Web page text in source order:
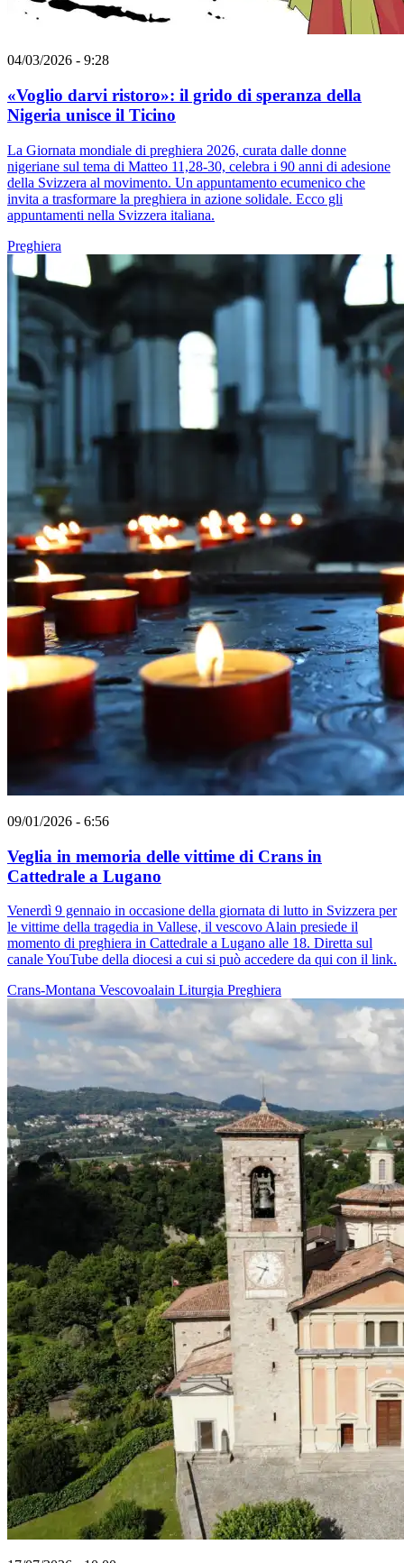
04/03/2026 - 9:28
«Voglio darvi ristoro»: il grido di speranza della
Nigeria unisce il Ticino
La Giornata mondiale di preghiera 2026, curata dalle donne
nigeriane sul tema di Matteo 11,28-30, celebra i 90 anni di adesione
della Svizzera al movimento. Un appuntamento ecumenico che
invita a trasformare la preghiera in azione solidale. Ecco gli
appuntamenti nella Svizzera italiana.
Preghiera
09/01/2026 - 6:56
Veglia in memoria delle vittime di Crans in
Cattedrale a Lugano
Venerdì 9 gennaio in occasione della giornata di lutto in Svizzera per
le vittime della tragedia in Vallese, il vescovo Alain presiede il
momento di preghiera in Cattedrale a Lugano alle 18. Diretta sul
canale YouTube della diocesi a cui si può accedere da qui con il link.
Crans-Montana Vescovoalain Liturgia Preghiera